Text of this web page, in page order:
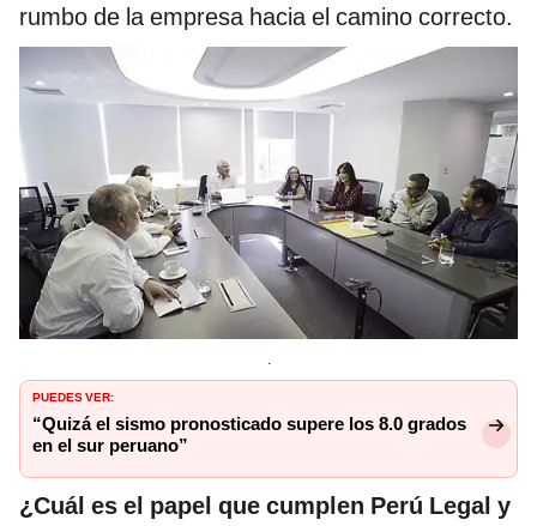
rumbo de la empresa hacia el camino correcto.
.
PUEDES VER:
“Quizá el sismo pronosticado supere los 8.0 grados
en el sur peruano”
¿Cuál es el papel que cumplen Perú Legal y